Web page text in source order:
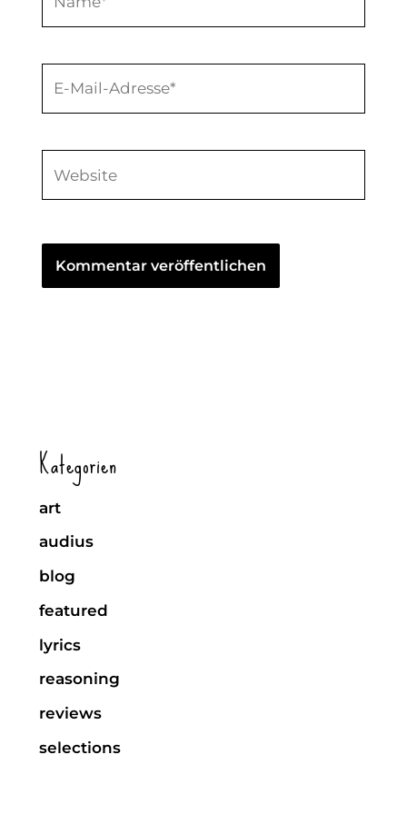
Kategorien
art
audius
blog
featured
lyrics
reasoning
reviews
selections